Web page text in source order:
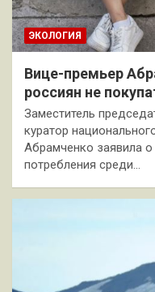
ЭКОЛОГИЯ
Вице-премьер
россиян не
Заместитель
куратор
Абрамченко заявила
потребления среди…